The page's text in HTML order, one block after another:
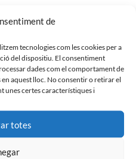
de
tecnologies com les cookies per a
del dispositiu. El consentiment
dades com el comportament de
aquest lloc. No consentir o retirar el
unes certes característiques i
totes